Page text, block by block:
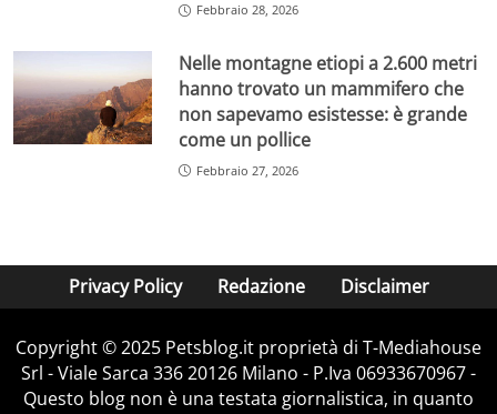
Febbraio 28, 2026
Nelle montagne etiopi a 2.600 metri
hanno trovato un mammifero che
non sapevamo esistesse: è grande
come un pollice
Febbraio 27, 2026
Privacy Policy Redazione Disclaimer
Copyright © 2025 Petsblog.it proprietà di T-Mediahouse
Srl - Viale Sarca 336 20126 Milano - P.Iva 06933670967 -
Questo blog non è una testata giornalistica, in quanto